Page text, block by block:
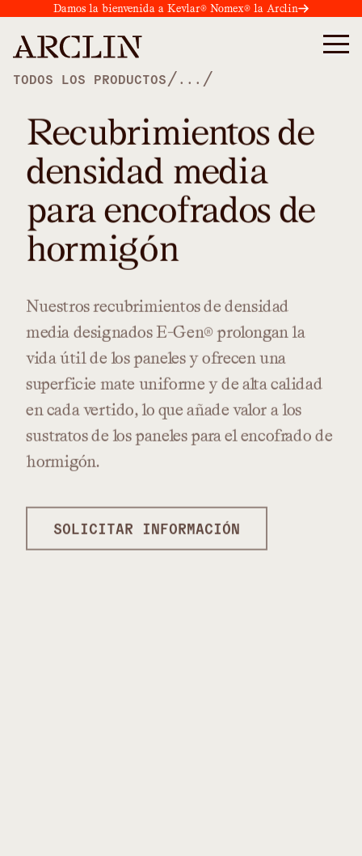
Damos la bienvenida a Kevlar® Nomex® la Arclin
TODOS LOS PRODUCTOS / ... /
Recubrimientos de
densidad media
para encofrados de
hormigón
Nuestros recubrimientosde densidad
media designados E-Gen® prolongan la
vida útil de los panelesyofrecen una
superficie mate uniforme yde alta calidad
en cada vertido, lo que añade valor a los
sustratosde los paneles para el encofrado de
hormigón.
SOLICITAR INFORMACIÓN